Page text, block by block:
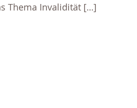
Thema Invalidität […]